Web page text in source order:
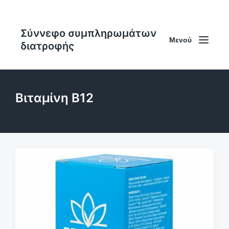
Σύννεφο συμπληρωμάτων
διατροφής
Μενού
Βιταμίνη B12